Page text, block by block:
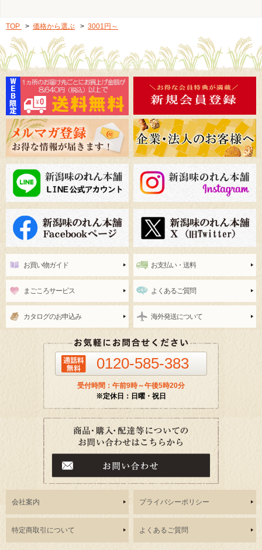
TOP > 価格から選ぶ > 3001円～
お買い物ガイド お支払い・送料
まごころサービス よくあるご質問
カタログのお申込み 海外発送について
0120-585-383
受付時間：午前9時～午後5時20分
※定休日：日曜・祝日
会社案内 プライバシーポリシー
特定商取引について よくあるご質問